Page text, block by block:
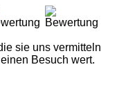
sie uns vermitteln
Besuch wert.